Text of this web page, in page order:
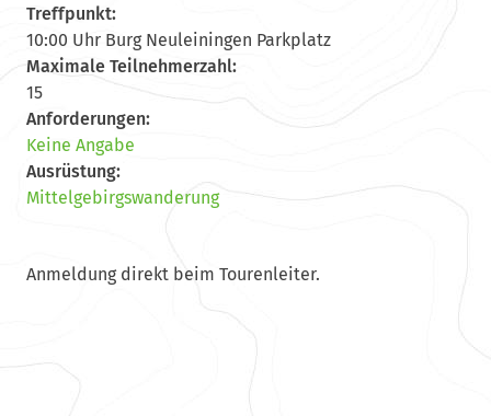
Treffpunkt:
10:00 Uhr Burg Neuleiningen Parkplatz
Maximale Teilnehmerzahl:
15
Anforderungen:
Keine Angabe
Ausrüstung:
Mittelgebirgswanderung
Anmeldung direkt beim Tourenleiter.